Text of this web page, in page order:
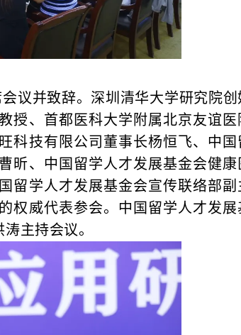
议并致辞。深圳清华大学研究院创
授、首都医科大学附属北京友谊医
科技有限公司董事长杨恒飞、中国
昕、中国留学人才发展基金会健康
留学人才发展基金会宣传联络部副
权威代表参会。中国留学人才发展
主持会议。